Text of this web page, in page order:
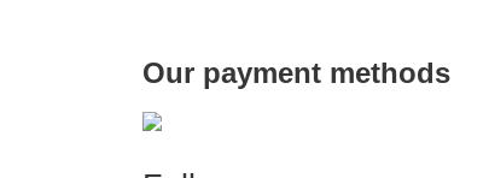
Our payment methods